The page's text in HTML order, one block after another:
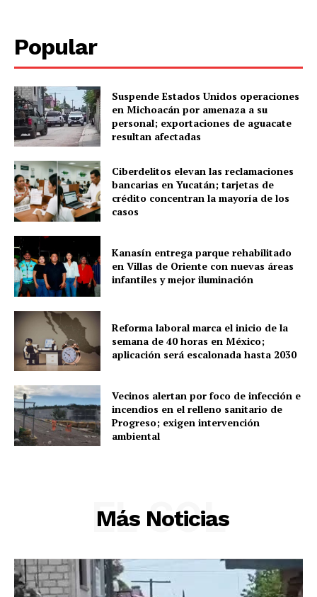
Municipios
Popular
Suspende Estados Unidos operaciones
en Michoacán por amenaza a su
personal; exportaciones de aguacate
resultan afectadas
Ciberdelitos elevan las reclamaciones
bancarias en Yucatán; tarjetas de
crédito concentran la mayoría de los
casos
Kanasín entrega parque rehabilitado
en Villas de Oriente con nuevas áreas
infantiles y mejor iluminación
Reforma laboral marca el inicio de la
semana de 40 horas en México;
aplicación será escalonada hasta 2030
Vecinos alertan por foco de infección e
incendios en el relleno sanitario de
Progreso; exigen intervención
ambiental
Más Noticias
EL SOL